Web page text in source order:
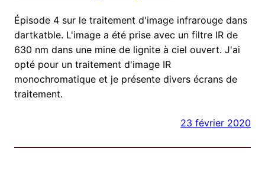
Épisode 4 sur le traitement d'image infrarouge dans
dartkatble. L'image a été prise avec un filtre IR de
630 nm dans une mine de lignite à ciel ouvert. J'ai
opté pour un traitement d'image IR
monochromatique et je présente divers écrans de
traitement.
23 février 2020